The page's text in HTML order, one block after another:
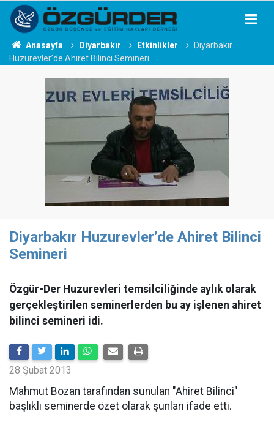
Anasayfa Diyarbakır Etkinlikler
Diyarbakır
Huzurevler’de Ahiret Bilinci Semineri
Diyarbakır Huzurevler’de Ahiret Bilinci
Semineri
Özgür-Der Huzurevleri temsilciliğinde aylık olarak
gerçekleştirilen seminerlerden bu ay işlenen ahiret
bilinci semineri idi.
28 Şubat 2013
Mahmut Bozan tarafından sunulan "Ahiret Bilinci"
başlıklı seminerde özet olarak şunları ifade etti.